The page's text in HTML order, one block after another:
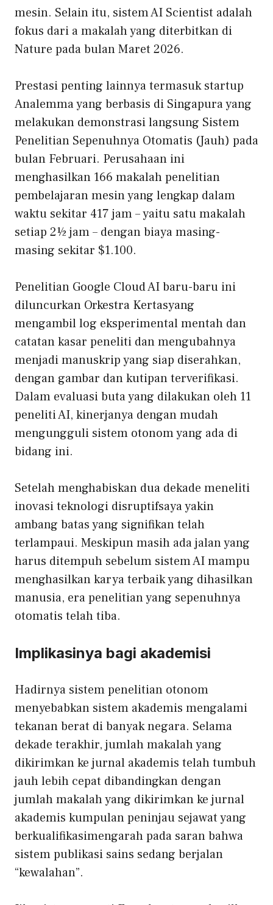
mesin. Selain itu, sistem AI Scientist adalah
fokus dari amakalah yang diterbitkan di
Nature pada bulan Maret 2026.
Prestasi penting lainnya termasuk startup
Analemma yang berbasis di Singapura yang
melakukan demonstrasi langsung Sistem
Penelitian Sepenuhnya Otomatis (Jauh) pada
bulan Februari. Perusahaan ini
menghasilkan 166 makalah penelitian
pembelajaran mesin yang lengkap dalam
waktu sekitar 417 jam – yaitu satu makalah
setiap 2½ jam – dengan biaya masing-
masing sekitar $1.100.
Penelitian Google Cloud AI baru-baru ini
diluncurkan Orkestra Kertasyang
mengambil log eksperimental mentah dan
catatan kasar peneliti dan mengubahnya
menjadi manuskrip yang siap diserahkan,
dengan gambar dan kutipan terverifikasi.
Dalam evaluasi buta yang dilakukan oleh 11
peneliti AI, kinerjanya dengan mudah
mengungguli sistem otonom yang ada di
bidang ini.
Setelah menghabiskan dua dekade meneliti
inovasi teknologi disruptifsaya yakin
ambang batas yang signifikan telah
terlampaui. Meskipun masih ada jalan yang
harus ditempuh sebelum sistem AI mampu
menghasilkan karya terbaik yang dihasilkan
manusia, era penelitian yang sepenuhnya
otomatis telah tiba.
Implikasinya bagi akademisi
Hadirnya sistem penelitian otonom
menyebabkan sistem akademis mengalami
tekanan berat di banyak negara. Selama
dekade terakhir, jumlah makalah yang
dikirimkan ke jurnal akademis telah tumbuh
jauh lebih cepat dibandingkan dengan
jumlah makalah yang dikirimkan ke jurnal
akademis kumpulan peninjau sejawat yang
berkualifikasimengarah pada saran bahwa
sistem publikasi sains sedang berjalan
“kewalahan”.